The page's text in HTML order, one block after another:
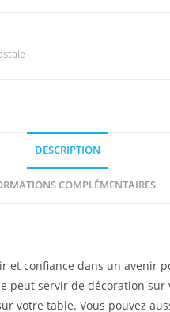
DESCRIPTION
COMPLÉMENTAIRES
et confiance dans un avenir
peut servir de décoration sur
votre table. Vous pouvez